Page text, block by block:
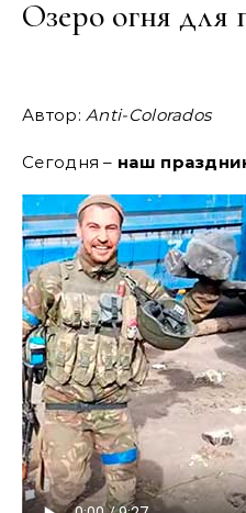
Озеро огня для
Автор:Anti-Colorados
Сегодня – наш